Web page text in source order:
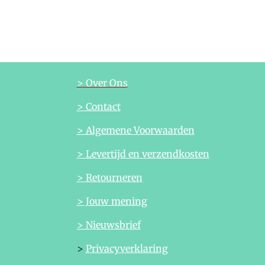
> Over Ons
> Contact
> Algemene Voorwaarden
> Levertijd en verzendkosten
> Retourneren
> Jouw mening
> Nieuwsbrief
> Privacyverklaring